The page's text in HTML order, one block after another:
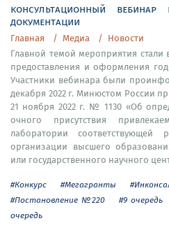
консультационный вебинар
документации
Главная Медиа
Новости
Главной темой мероприятия
предоставления и оформления
Участники вебинара были
декабря 2022 г. Минюстом России
21 ноября 2022 г. № 1130 «Об
очного присутствия
лаборатории соответствующей
организации высшего
или государственного научного
#Конкурс #Мегагранты
#Постановление №220
#9 очередь
очередь